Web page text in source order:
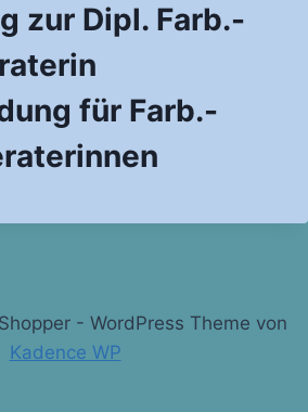
zur Dipl. Farb.-
für Farb.-
- WordPress Theme von
Kadence WP